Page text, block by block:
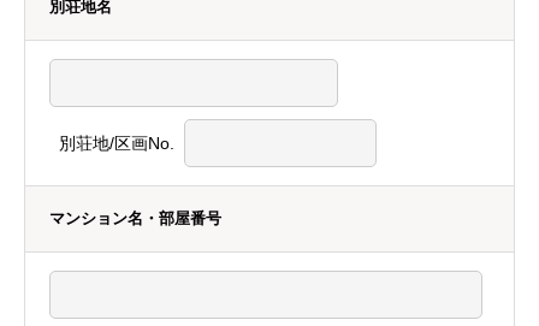
別荘地名
別荘地/区画No.
マンション名・部屋番号